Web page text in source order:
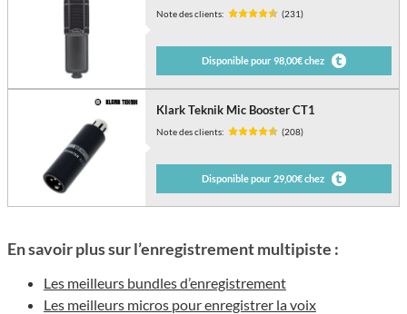
Note des clients: (231)
Disponible pour 98,00€ chez
Klark Teknik Mic Booster CT1
Note des clients: (208)
Disponible pour 29,00€ chez
En savoir plus sur l’enregistrement multipiste :
Les meilleurs bundles d’enregistrement
Les meilleurs micros pour enregistrer la voix